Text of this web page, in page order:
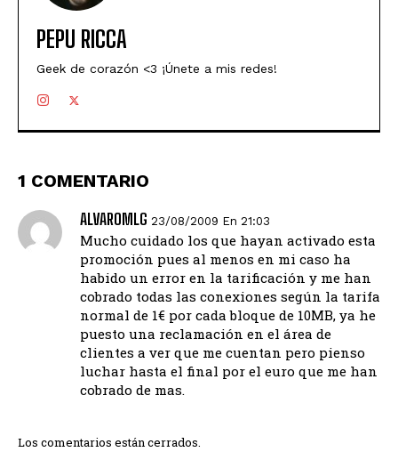
PEPU RICCA
Geek de corazón <3 ¡Únete a mis redes!
1 COMENTARIO
ALVAROMLG 23/08/2009 En 21:03
Mucho cuidado los que hayan activado esta
promoción pues al menos en mi caso ha
habido un error en la tarificación y me han
cobrado todas las conexiones según la tarifa
normal de 1€ por cada bloque de 10MB, ya he
puesto una reclamación en el área de
clientes a ver que me cuentan pero pienso
luchar hasta el final por el euro que me han
cobrado de mas.
Los comentarios están cerrados.